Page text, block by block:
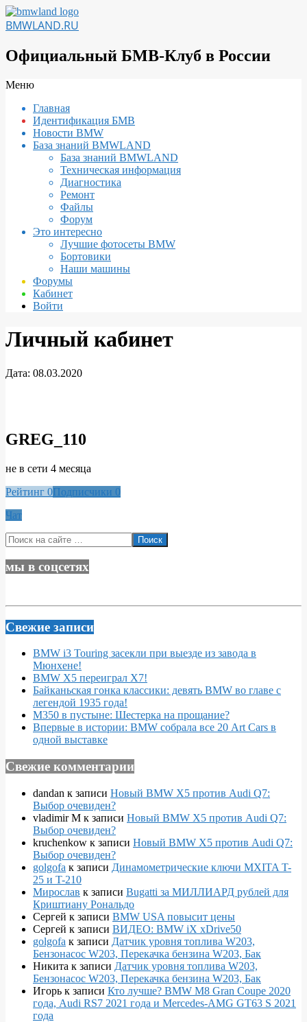
Перейти
к
BMWLAND.RU
Официальный БМВ-Клуб в России
Вторичное
навигации
Меню
Главная
Идентификация БМВ
Новости BMW
База знаний BMWLAND
База знаний BMWLAND
Техническая информация
Диагностика
Ремонт
Файлы
Форум
Это интересно
Лучшие фотосеты BMW
Бортовики
Наши машины
Форумы
Кабинет
Войти
Личный кабинет
Дата: 08.03.2020
GREG_110
не в сети 4 месяца
Рейтинг 0Подписчики 0
Чат
2020-
03-
08
Поиск
мы в соцсетях
Свежие записи
BMW i3 Touring засекли при выезде из завода в
Мюнхене!
BMW X5 переиграл X7!
Байканьская гонка классики: девять BMW во главе с
легендой 1935 года!
M350 в пустыне: Шестерка на прощание?
Впервые в истории: BMW собрала все 20 Art Cars в
одной выставке
Свежие комментарии
dandan к записи Новый BMW X5 против Audi Q7:
Выбор очевиден?
vladimir M к записи Новый BMW X5 против Audi Q7:
Выбор очевиден?
kruchenkow к записи Новый BMW X5 против Audi Q7:
Выбор очевиден?
golgofa к записи Динамометрические ключи MXITA T-
25 и T-210
Мирослав к записи Bugatti за МИЛЛИАРД рублей для
Криштиану Рональдо
Сергей к записи BMW USA повысит цены
Сергей к записи ВИДЕО: BMW iX xDrive50
golgofa к записи Датчик уровня топлива W203,
Бензонасос W203, Перекачка бензина W203, Бак
Никита к записи Датчик уровня топлива W203,
Бензонасос W203, Перекачка бензина W203, Бак
Игорь к записи Кто лучше? BMW M8 Gran Coupe 2020
года, Audi RS7 2021 года и Mercedes-AMG GT63 S 2021
года